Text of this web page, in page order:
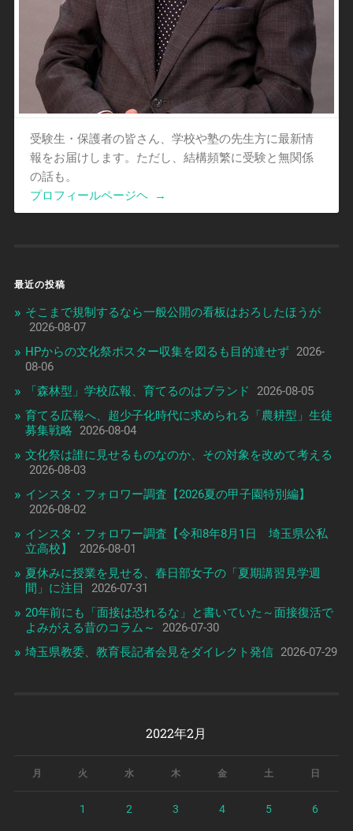
受験生・保護者の皆さん、学校や塾の先生方に最新情
報をお届けします。ただし、結構頻繁に受験と無関係
の話も。
プロフィールページヘ
→
最近の投稿
そこまで規制するなら一般公開の看板はおろしたほうが
2026-08-07
HPからの文化祭ポスター収集を図るも目的達せず 2026-
08-06
「森林型」学校広報、育てるのはブランド
2026-08-05
育てる広報へ、超少子化時代に求められる「農耕型」生徒
募集戦略
2026-08-04
文化祭は誰に見せるものなのか、その対象を改めて考える
2026-08-03
インスタ・フォロワー調査【2026夏の甲子園特別編】
2026-08-02
インスタ・フォロワー調査【令和8年8月1日 埼玉県公私
立高校】
2026-08-01
夏休みに授業を見せる、春日部女子の「夏期講習見学週
間」に注目
2026-07-31
20年前にも「面接は恐れるな」と書いていた～面接復活で
よみがえる昔のコラム～
2026-07-30
埼玉県教委、教育長記者会見をダイレクト発信 2026-07-29
2022年2月
月 火 水 木 金 土 日
1 2 3 4 5 6